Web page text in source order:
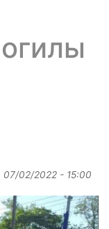
07/02/2022 - 15:00